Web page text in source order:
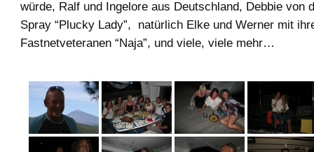
würde, Ralf und Ingelore aus Deutschland, Debbie von
Spray “Plucky Lady”, natürlich Elke und Werner mit
Fastnetveteranen “Naja”, und viele, viele mehr…